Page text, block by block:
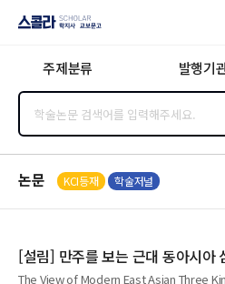
지사·교보문고
주제분류 발행기
논문 KCI등재 학술저널
[설림] 만주를 보는 근대 동아시아
The View of Modern East Asian Three